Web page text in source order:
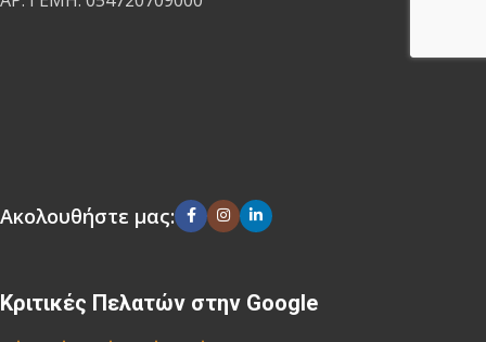
Ακολουθήστε μας:
Κριτικές Πελατών στην Google